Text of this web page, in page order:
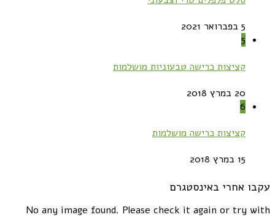
5 בפברואר 2021
5
קציצות כרישה טבעוניות מושלמות
20 במרץ 2018
6
קציצות כרישה מושלמות
15 במרץ 2018
עקבו אחרי באינסטגרם
No any image found. Please check it again or try with